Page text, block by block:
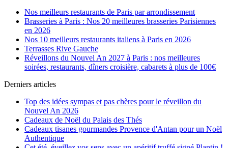
Nos meilleurs restaurants de Paris par arrondissement
Brasseries à Paris : Nos 20 meilleures brasseries Parisiennes
en 2026
Nos 10 meilleurs restaurants italiens à Paris en 2026
Terrasses Rive Gauche
Réveillons du Nouvel An 2027 à Paris : nos meilleures
soirées, restaurants, dîners croisière, cabarets à plus de 100€
Derniers articles
Top des idées sympas et pas chères pour le réveillon du
Nouvel An 2026
Cadeaux de Noël du Palais des Thés
Cadeaux tisanes gourmandes Provence d'Antan pour un Noël
Authentique